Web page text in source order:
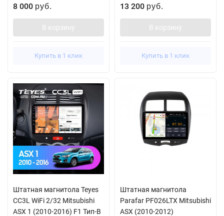
8 000 руб.
В корзину
Купить в 1 клик
13 200 руб.
В корзину
Купить в 1 клик
Штатная магнитола Teyes
CC3L WiFi 2/32 Mitsubishi
ASX 1 (2010-2016) F1 Тип-B
Штатная магнитола
Parafar PF026LTX Mitsubishi
ASX (2010-2012)